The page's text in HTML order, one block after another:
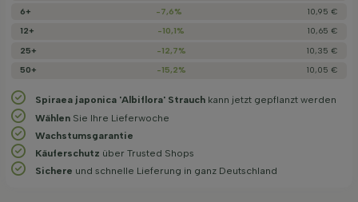
6+
-7,6%
10,95 €
12+
-10,1%
10,65 €
25+
-12,7%
10,35 €
50+
-15,2% 10,05 €
Spiraea japonica 'Albiflora' Strauch kann jetzt gepflanzt werden
Wählen Sie Ihre Lieferwoche
Wachstums­garantie
Käuferschutz über Trusted Shops
Sichere und schnelle Lieferung in ganz Deutschland